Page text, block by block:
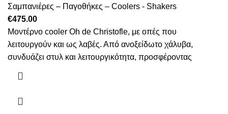
Σαμπανιέρες – Παγοθήκες – Coolers - Shakers
€475.00
Mοντέρνο cooler Oh de Christofle, με οπές που
λειτουργούν και ως λαβές. Από ανοξείδωτο χάλυβα,
συνδυάζει στυλ και λειτουργικότητα, προσφέροντας